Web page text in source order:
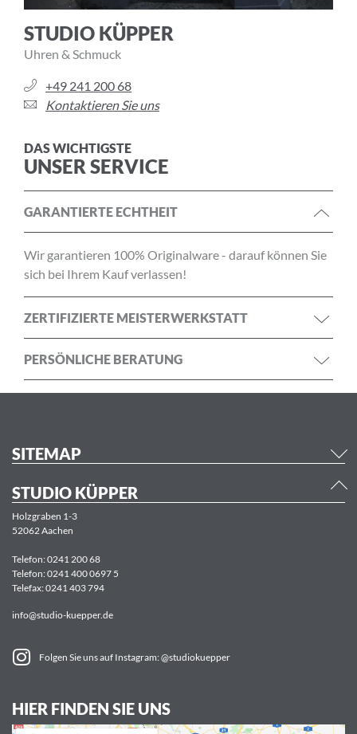
STUDIO KÜPPER
Uhren & Schmuck
+49 241 200 68
Kontaktieren Sie uns
DAS WICHTIGSTE
UNSER SERVICE
GARANTIERTE ECHTHEIT
Wir garantieren 100% Originalware - darauf können Sie
sich bei Ihrem Kauf verlassen!
ZERTIFIZIERTE MEISTERWERKSTATT
PERSÖNLICHE BERATUNG
SITEMAP
STUDIO KÜPPER
Holzgraben 1-3
52062 Aachen
Telefon:0241 200 68
Telefon:0241 400 0697 5
Telefax: 0241 403 794
info@studio-kuepper.de
Folgen Sie uns auf Instagram: @studiokuepper
HIER FINDEN SIE UNS